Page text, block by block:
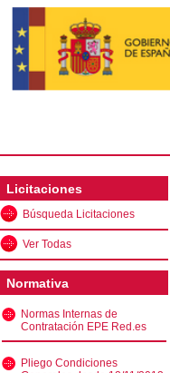
Licitaciones
Búsqueda Licitaciones
Ver Todas
Normativa
Normas Internas de
Contratación EPE Red.es
Pliego Condiciones